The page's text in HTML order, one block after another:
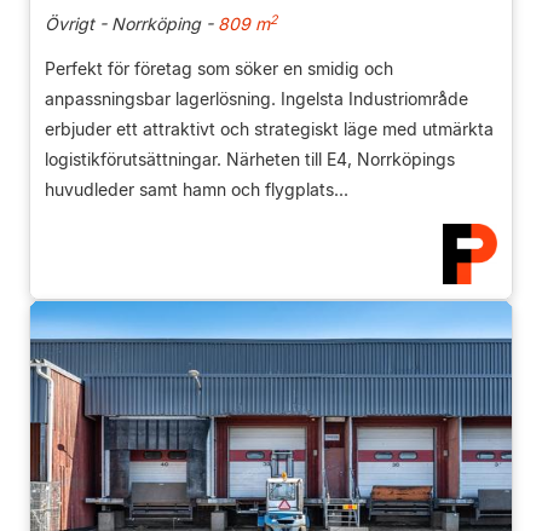
Övrigt - Norrköping -809 m2
Perfekt för företag som söker en smidig och
anpassningsbar lagerlösning. Ingelsta Industriområde
erbjuder ett attraktivt och strategiskt läge med utmärkta
logistikförutsättningar. Närheten till E4, Norrköpings
huvudleder samt hamn och flygplats...